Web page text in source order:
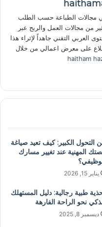
مجالات الطباعة حسب الطلب
في الكثير من مجالات العمل والربح عبر
العربي التقني جاهداً لإثراء هذا
على معرض اعمالي من خلال
haitham
التحول الكبير: كيف تعيد صياغة
المهنية عند تغيير مسارك
يناير 15, 2026
طبية رجالية: دليل المستهلك
نحو الراحة الفارهة
ديسمبر 8, 2025